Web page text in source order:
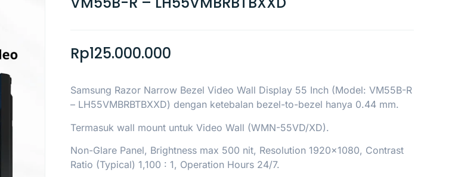
Rp125.000.000
Samsung Razor Narrow Bezel Video Wall Display 55 Inch (Model: VM55B-R
– LH55VMBRBTBXXD) dengan ketebalan bezel-to-bezel hanya 0.44 mm.
Termasuk wall mount untuk Video Wall (WMN-55VD/XD).
Non-Glare Panel, Brightness max 500 nit, Resolution 1920×1080, Contrast
Ratio (Typical) 1,100 : 1, Operation Hours 24/7.